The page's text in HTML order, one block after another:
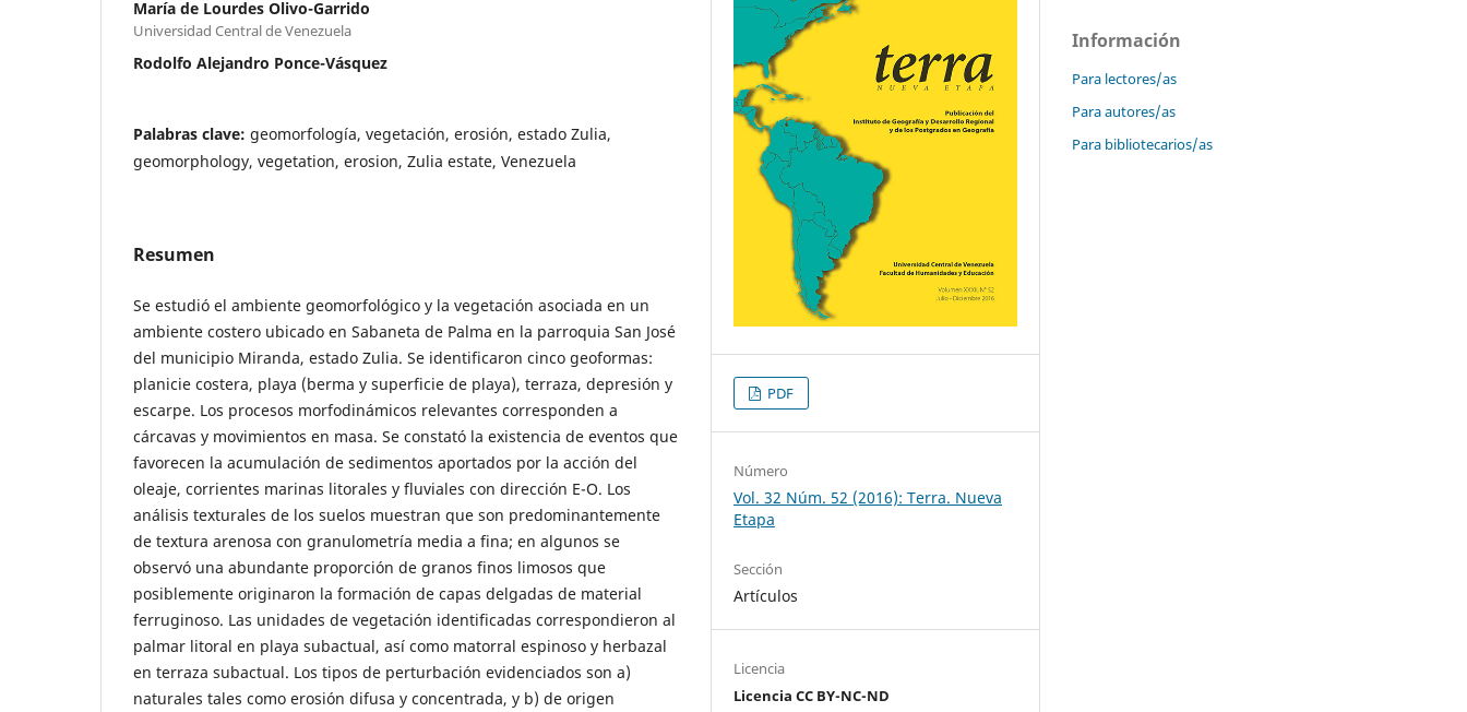
María de Lourdes Olivo-Garrido
Universidad Central de Venezuela
Rodolfo Alejandro Ponce-Vásquez
Palabras clave: geomorfología, vegetación, erosión, estado Zulia,
geomorphology, vegetation, erosion, Zulia estate, Venezuela
Resumen
Se estudió el ambiente geomorfológico y la vegetación asociada en un
ambiente costero ubicado en Sabaneta de Palma en la parroquia San José
del municipio Miranda, estado Zulia. Se identificaron cinco geoformas:
planicie costera, playa (berma y superficie de playa), terraza, depresión y
escarpe. Los procesos morfodinámicos relevantes corresponden a
cárcavas y movimientos en masa. Se constató la existencia de eventos que
favorecen la acumulación de sedimentos aportados por la acción del
oleaje, corrientes marinas litorales y fluviales con dirección E-O. Los
análisis texturales de los suelos muestran que son predominantemente
de textura arenosa con granulometría media a fina; en algunos se
observó una abundante proporción de granos finos limosos que
posiblemente originaron la formación de capas delgadas de material
ferruginoso. Las unidades de vegetación identificadas correspondieron al
palmar litoral en playa subactual, así como matorral espinoso y herbazal
en terraza subactual. Los tipos de perturbación evidenciados son a)
naturales tales como erosión difusa y concentrada, y b) de origen
PDF
Número
Vol. 32 Núm. 52 (2016): Terra. Nueva
Etapa
Sección
Artículos
Licencia
Licencia CC BY-NC-ND
Información
Para lectores/as
Para autores/as
Para bibliotecarios/as